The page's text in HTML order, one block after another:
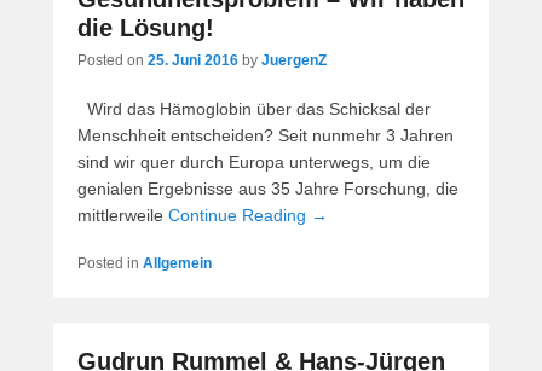
die Lösung!
Posted on 25. Juni 2016 by JuergenZ
Wird das Hämoglobin über das Schicksal der
Menschheit entscheiden? Seit nunmehr 3 Jahren
sind wir quer durch Europa unterwegs, um die
genialen Ergebnisse aus 35 Jahre Forschung, die
mittlerweile Continue Reading →
Posted in Allgemein
Gudrun Rummel & Hans-Jürgen